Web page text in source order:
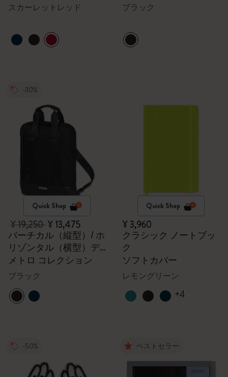
スカーレットレッド ブラック
-30%
Quick Shop
¥ 19,250¥ 13,475
バーチカル（縦型）/ ホ
リゾンタル（横型）デ
バイス バック - 15イン
チ
メトロ コレクション
ブラック
Quick Shop
¥ 3,960
クラシック ノートブッ
ク
ソフトカバー
レモングリーン
+4
-50% ベストセラー